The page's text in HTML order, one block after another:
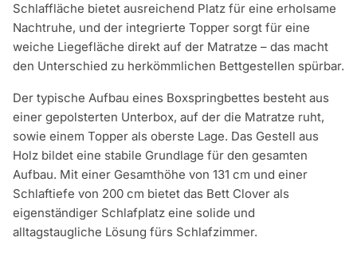
Schlaffläche bietet ausreichend Platz für eine erholsame
Nachtruhe, und der integrierte Topper sorgt für eine
weiche Liegefläche direkt auf der Matratze – das macht
den Unterschied zu herkömmlichen Bettgestellen spürbar.
Der typische Aufbau eines Boxspringbettes besteht aus
einer gepolsterten Unterbox, auf der die Matratze ruht,
sowie einem Topper als oberste Lage. Das Gestell aus
Holz bildet eine stabile Grundlage für den gesamten
Aufbau. Mit einer Gesamthöhe von 131 cm und einer
Schlaftiefe von 200 cm bietet das Bett Clover als
eigenständiger Schlafplatz eine solide und
alltagstaugliche Lösung fürs Schlafzimmer.